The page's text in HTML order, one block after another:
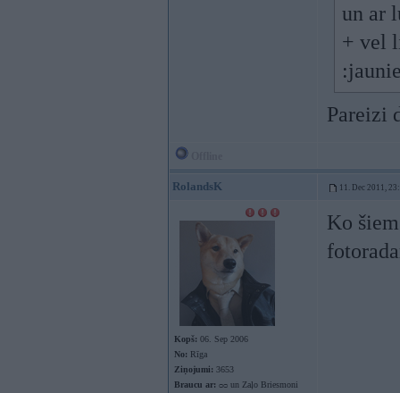
un ar
+ vel
Pareizi
RolandsK 11. Dec 2011,
Kopš: 06. Sep 2006
No: Rīga
Ziņojumi: 3653
Braucu ar: ᴑᴑ un Zaļo Briesmoni
Ko